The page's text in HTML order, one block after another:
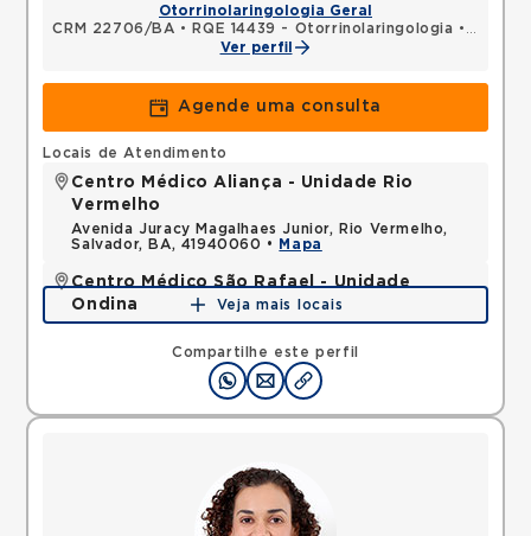
Otorrinolaringologia Geral
CRM 22706/BA • RQE 14439 - Otorrinolaringologia •
Ver perfil
Agende uma consulta
Compartilhe este perfil
Locais de Atendimento
Centro Médico Aliança - Unidade Rio
Vermelho
Avenida Juracy Magalhaes Junior, Rio Vermelho,
Salvador, BA, 41940060 •
Mapa
Centro Médico São Rafael - Unidade
Ondina
Avenida Milton Santos, Ondina, Salvador, BA,
Mapa
Veja mais locais